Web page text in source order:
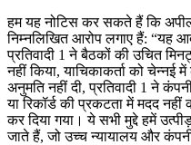
हम यह नोटिस कर सकते हैं कि
निम्नलिखित आरोप लगाए हैं: “यह
प्रतिवादी 1 ने बैठकों की उचित
नहीं किया, याचिकाकर्ता को
अनुमति नहीं दी, प्रतिवादी 1 ने
या रिकॉर्ड की प्रकटता में मदद नहीं
कर दिया गया। ये सभी मुद्दे हमें
जाते हैं, जो उच्च न्यायालय और कंपनी